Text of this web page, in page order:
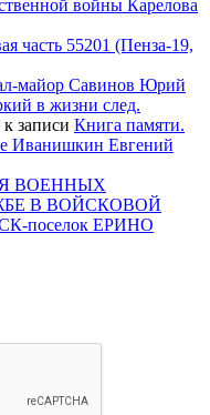
войны Карелова
часть 55201 (Пенза-19,
майор Савинов Юрий
в жизни след.
к записи Книга памяти.
Иванишкин Евгений
ВОЕННЫХ
В ВОЙСКОВОЙ
поселок ЕРИНО